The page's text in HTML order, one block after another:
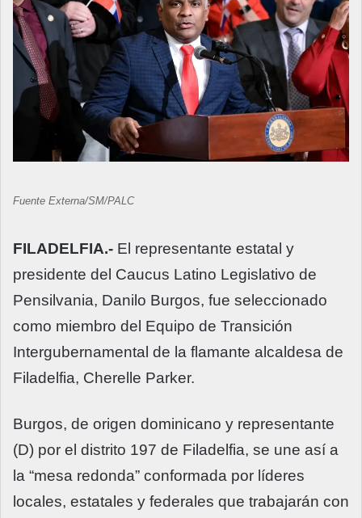
Fuente Externa/SM/PALC
FILADELFIA.- El representante estatal y
presidente del Caucus Latino Legislativo de
Pensilvania, Danilo Burgos, fue seleccionado
como miembro del Equipo de Transición
Intergubernamental de la flamante alcaldesa de
Filadelfia, Cherelle Parker.
Burgos, de origen dominicano y representante
(D) por el distrito 197 de Filadelfia, se une así a
la “mesa redonda” conformada por líderes
locales, estatales y federales que trabajarán con